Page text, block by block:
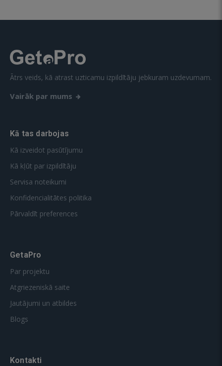
Ātrs veids, kā atrast uzticamu izpildītāju jebkuram uzdevumam.
Vairāk par mums
Kā tas darbojas
Kā izveidot pasūtījumu
Kā kļūt par izpildītāju
Servisa noteikumi
Konfidencialitātes politika
Pārvaldīt preferences
GetaPro
Par projektu
Atgriezeniskā saite
Jautājumi un atbildes
Blogs
Kontakti